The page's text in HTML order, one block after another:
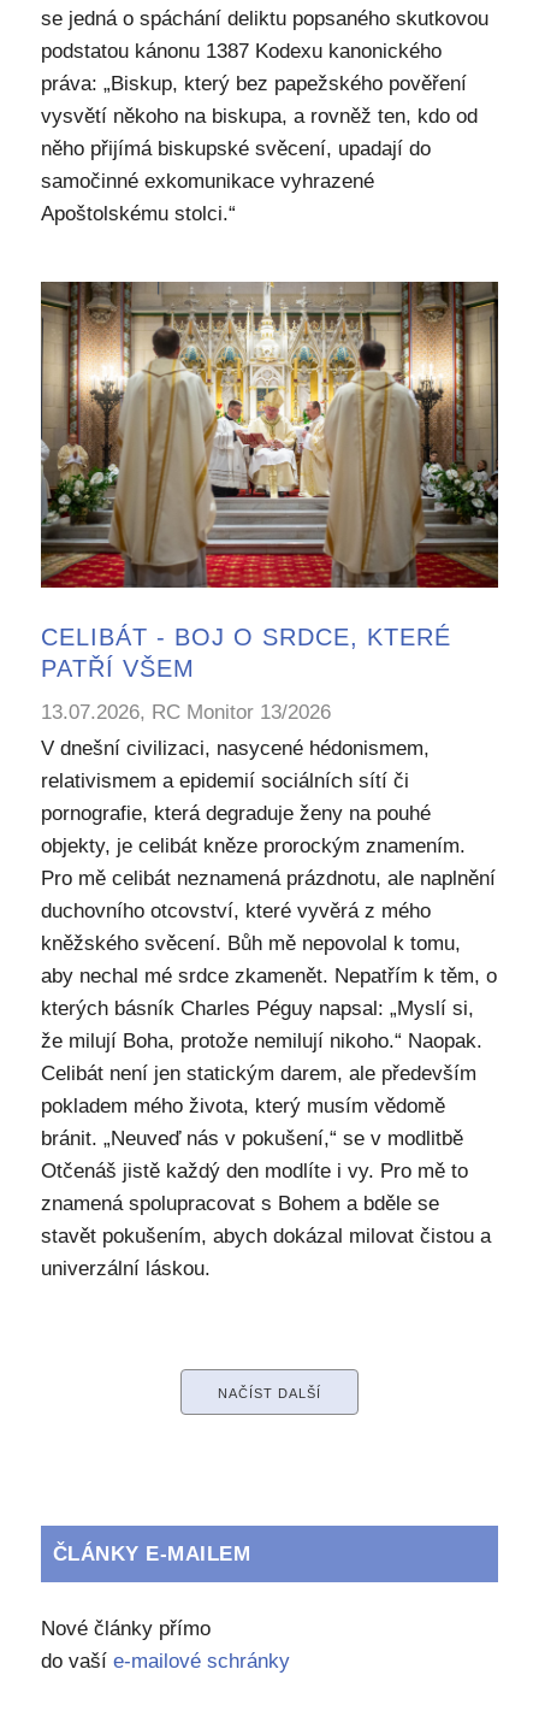
se jedná o spáchání deliktu popsaného skutkovou
podstatou kánonu 1387 Kodexu kanonického
práva: „Biskup, který bez papežského pověření
vysvětí někoho na biskupa, a rovněž ten, kdo od
něho přijímá biskupské svěcení, upadají do
samočinné exkomunikace vyhrazené
Apoštolskému stolci.“
CELIBÁT - BOJ O SRDCE, KTERÉ
PATŘÍ VŠEM
13.07.2026, RC Monitor 13/2026
V dnešní civilizaci, nasycené hédonismem,
relativismem a epidemií sociálních sítí či
pornografie, která degraduje ženy na pouhé
objekty, je celibát kněze prorockým znamením.
Pro mě celibát neznamená prázdnotu, ale naplnění
duchovního otcovství, které vyvěrá z mého
kněžského svěcení. Bůh mě nepovolal k tomu,
aby nechal mé srdce zkamenět. Nepatřím k těm, o
kterých básník Charles Péguy napsal: „Myslí si,
že milují Boha, protože nemilují nikoho.“ Naopak.
Celibát není jen statickým darem, ale především
pokladem mého života, který musím vědomě
bránit. „Neuveď nás v pokušení,“ se v modlitbě
Otčenáš jistě každý den modlíte i vy. Pro mě to
znamená spolupracovat s Bohem a bděle se
stavět pokušením, abych dokázal milovat čistou a
univerzální láskou.
NAČÍST DALŠÍ
ČLÁNKY E-MAILEM
Nové články přímo
do vaší e-mailové schránky